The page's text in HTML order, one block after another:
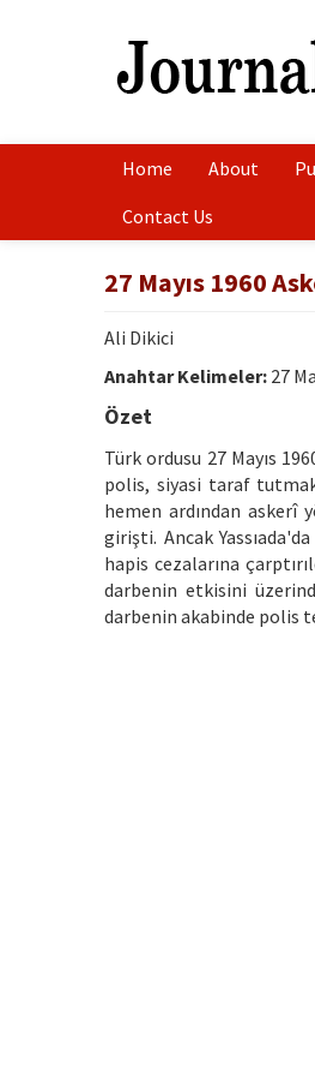
Home About
Contact Us
27 Mayıs 1960
Ali Dikici
Anahtar Kelimeler: 27
Özet
Türk ordusu 27 Mayıs
polis, siyasi taraf
hemen ardından askerî
girişti. Ancak
hapis cezalarına
darbenin etkisini
darbenin akabinde polis